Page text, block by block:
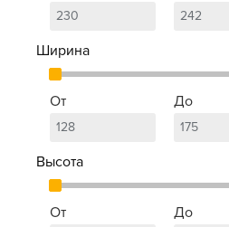
Ширина
От До
Высота
От До